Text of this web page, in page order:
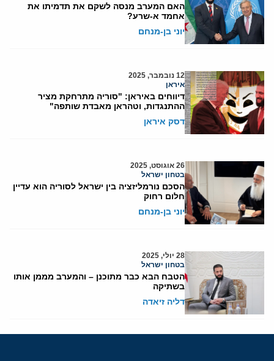
האם המערב מנסה לשקם את תדמיתו את
אחמד א-שרע?
יוני בן-מנחם
12 נובמבר, 2025
איראן
דיווחים באיראן: "סוריה מתרחקת מציר
ההתנגדות, וטהראן מאבדת שותפה"
דסק איראן
26 אוגוסט, 2025
בטחון ישראל
הסכם נורמליזציה בין ישראל לסוריה הוא עדיין
חלום רחוק
יוני בן-מנחם
28 יולי, 2025
בטחון ישראל
הטבח הבא כבר מתוכנן – והמערב מממן אותו
בשתיקה
דליה זיאדה